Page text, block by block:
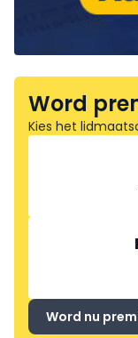
Word
Kies het
Word nu